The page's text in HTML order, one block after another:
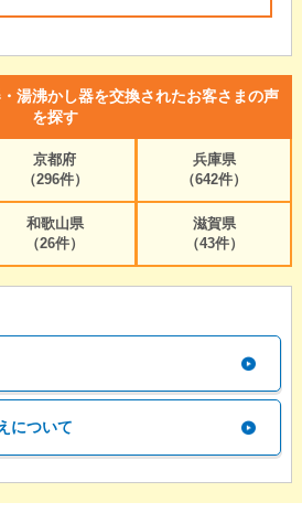
湯沸かし器を交換されたお客さまの声
を探す
京都府
（296件）
兵庫県
（642件）
和歌山県
（26件）
滋賀県
（43件）
について